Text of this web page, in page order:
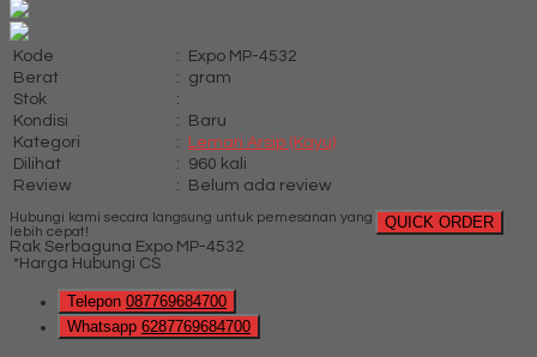
Kode :
Expo MP-4532
Berat
:
gram
Stok
:
Kondisi
:
Baru
Kategori
:
Lemari Arsip (Kayu)
Dilihat
:
960 kali
Review
: Belum ada review
QUICK ORDER
Hubungi kami secara langsung untuk pemesanan yang
lebih cepat!
Rak Serbaguna Expo MP-4532
*Harga Hubungi CS
Telepon 087769684700
Whatsapp 6287769684700